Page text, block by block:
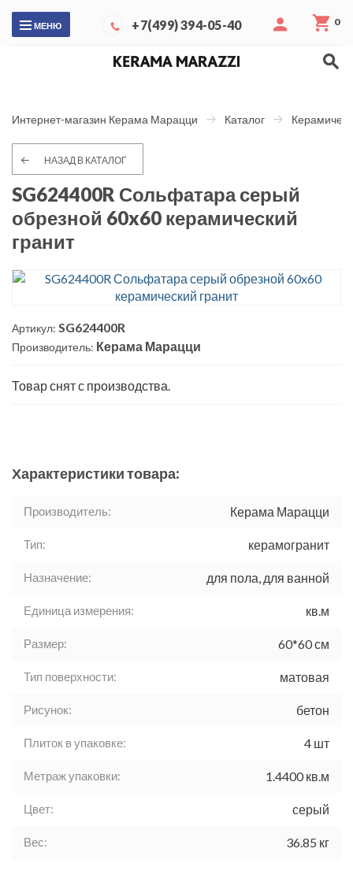
МЕНЮ +7(499) 394-05-40 0
Интернет-магазин Керама Марацци Каталог
НАЗАД В КАТАЛОГ
SG624400R Сольфатара серый
обрезной 60x60 керамический
гранит
Артикул: SG624400R
Производитель: Керама Марацци
Товар снят с производства.
Характеристики товара:
Производитель: Керама Марацци
Тип: керамогранит
Назначение: для пола, для ванной
Единица измерения: кв.м
Размер: 60*60 см
Тип поверхности: матовая
Рисунок: бетон
Плиток в упаковке: 4 шт
Метраж упаковки: 1.4400 кв.м
Цвет: серый
Вес: 36.85 кг